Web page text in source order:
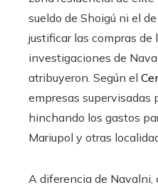
sueldo de Shoigú ni el
justificar las compras de
investigaciones de
atribuyeron. Según el
empresas supervisadas
hinchando los gastos
Mariupol y otras
A diferencia de Navalni,